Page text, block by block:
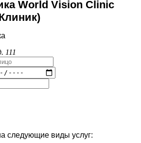
World Vision Clinic
111
следующие виды услуг: